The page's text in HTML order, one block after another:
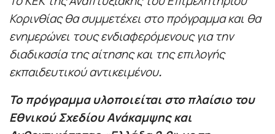
Κορινθίας θα συμμετέχει στο πρόγραμμα και θα
ενημερώνει τους ενδιαφερόμενους για την
διαδικασία της αίτησης και της επιλογής
εκπαιδευτικού αντικειμένου.
Το πρόγραμμα υλοποιείται στο πλαίσιο του
Εθνικού Σχεδίου Ανάκαμψης και